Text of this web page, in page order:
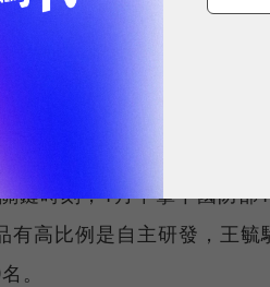
踏入會議室，拿出一張印
間公司的討論，從外面趕
下一個會議。「老闆每天
鍵時刻，1月中拿下國防部
有高比例是自主研發，王毓
。